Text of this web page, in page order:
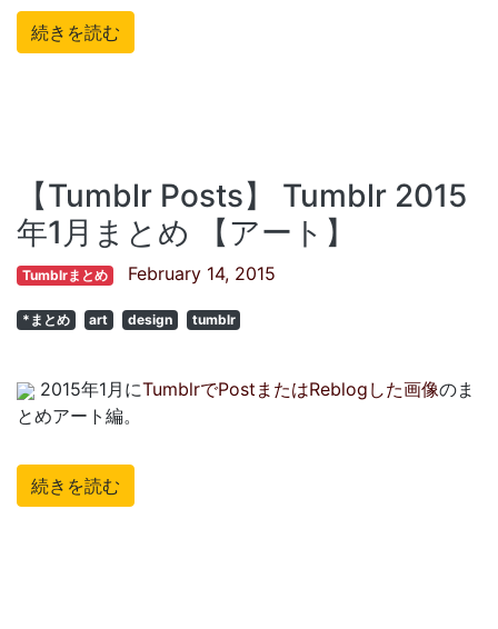
続きを読む
【Tumblr Posts】 Tumblr 2015
年1月まとめ 【アート】
Tumblrまとめ February 14, 2015
*まとめ art design tumblr
2015年1月にTumblrでPostまたはReblogした画像のま
とめアート編。
続きを読む